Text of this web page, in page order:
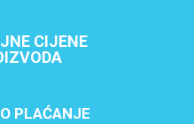
CIJENE
PLAĆANJE